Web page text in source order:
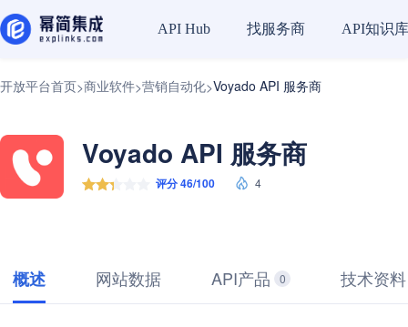
API Hub 找服务商 API知识库
开放平台首页>商业软件>营销自动化>Voyado API 服务商
Voyado API 服务商
评分 46/100 4
概述 网站数据 API产品 0 技术资料